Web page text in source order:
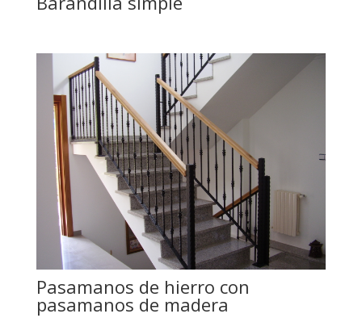
Pasamanos de hierro con
pasamanos de madera